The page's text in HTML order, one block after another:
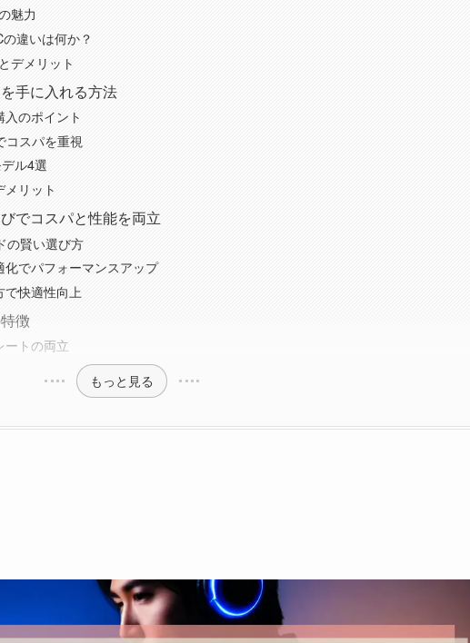
魅力
違いは何か？
デメリット
手に入れる方法
のポイント
コスパを重視
ル4選
リット
でコスパと性能を両立
の賢い選び方
化でパフォーマンスアップ
で快適性向上
徴
ートの両立
もっと見る